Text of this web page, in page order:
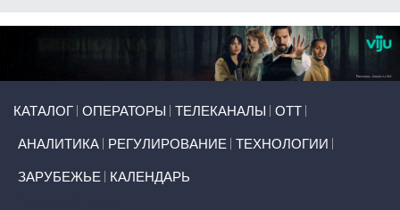
КАТАЛОГ ОПЕРАТОРЫ ТЕЛЕКАНАЛЫ ОТТ
АНАЛИТИКА РЕГУЛИРОВАНИЕ ТЕХНОЛОГИИ
ЗАРУБЕЖЬЕ КАЛЕНДАРЬ